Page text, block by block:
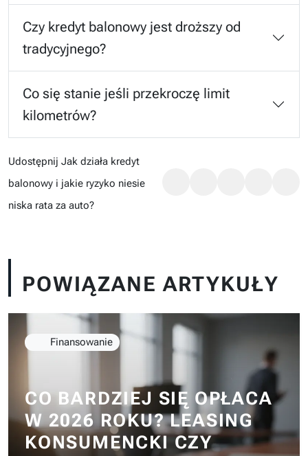
Czy kredyt balonowy jest droższy od
tradycyjnego?
Co się stanie jeśli przekroczę limit
kilometrów?
Udostępnij Jak działa kredyt
balonowy i jakie ryzyko niesie
niska rata za auto?
POWIĄZANE ARTYKUŁY
Finansowanie
CO BARDZIEJ SIĘ OPŁACA
W 2026 ROKU? LEASING
KONSUMENCKI CZY